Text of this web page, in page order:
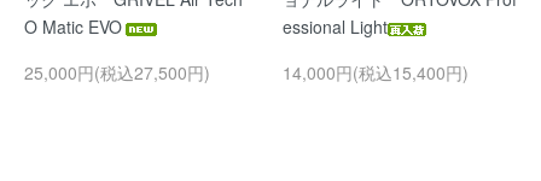
O Matic EVO
25,000円(税込27,500円)
essional Light
14,000円(税込15,400円)